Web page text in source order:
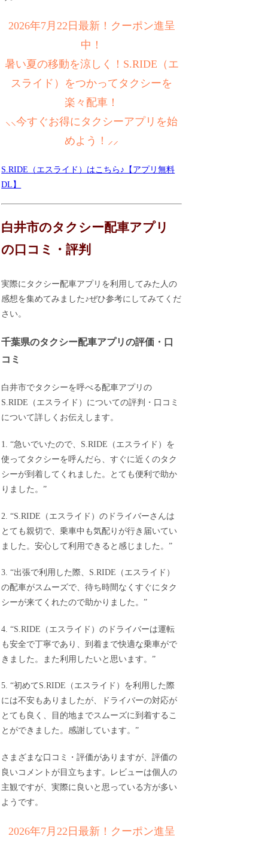
2026年7月22日最新！クーポン進呈
中！
暑い夏の移動を涼しく！S.RIDE（エ
スライド）をつかってタクシーを
楽々配車！
⸜⸜今すぐお得にタクシーアプリを始
めよう！⸝⸝
S.RIDE（エスライド）はこちら♪【アプリ無料
DL】
白井市のタクシー配車アプリ
の口コミ・評判
実際にタクシー配車アプリを利用してみた人の
感想を集めてみました♪ぜひ参考にしてみてくだ
さい。
千葉県のタクシー配車アプリの評価・口
コミ
白井市でタクシーを呼べる配車アプリの
S.RIDE（エスライド）についての評判・口コミ
について詳しくお伝えします。
1. “急いでいたので、S.RIDE（エスライド）を
使ってタクシーを呼んだら、すぐに近くのタク
シーが到着してくれました。とても便利で助か
りました。”
2. “S.RIDE（エスライド）のドライバーさんは
とても親切で、乗車中も気配りが行き届いてい
ました。安心して利用できると感じました。”
3. “出張で利用した際、S.RIDE（エスライド）
の配車がスムーズで、待ち時間なくすぐにタク
シーが来てくれたので助かりました。”
4. “S.RIDE（エスライド）のドライバーは運転
も安全で丁寧であり、到着まで快適な乗車がで
きました。また利用したいと思います。”
5. “初めてS.RIDE（エスライド）を利用した際
には不安もありましたが、ドライバーの対応が
とても良く、目的地までスムーズに到着するこ
とができました。感謝しています。”
さまざまな口コミ・評価がありますが、評価の
良いコメントが目立ちます。レビューは個人の
主観ですが、実際に良いと思っている方が多い
ようです。
2026年7月22日最新！クーポン進呈